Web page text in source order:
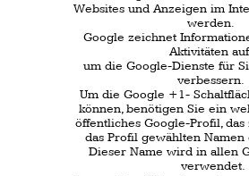
Sie haben jederzeit das Recht auf unentgeltliche
Auskunft über Ihre gespeicherten
personenbezogene Daten,
der Herkunft und Empfänger und den Zweck der
Datenverarbeitung sowie ein Recht auf
Berichtigung,
Sperrung oder Löschung dieser Daten.
Hierzu sowie zu weiteren Fragen zum Thema
personenbezogene Daten können Sie sich
jederzeit unter der im Impressum angegebenen
Adresse an uns wenden.
Cookies
Die Internetseiten verwenden teilweise
sogenannte Cookies.
Cookies richten auf Ihrem Rechner keinen
Schaden an und enthalten keine Viren.